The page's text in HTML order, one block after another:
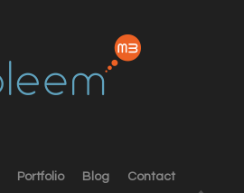
Portfolio Blog Contact